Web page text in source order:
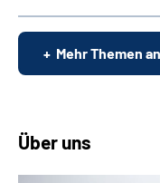
Mehr Themen
Über uns